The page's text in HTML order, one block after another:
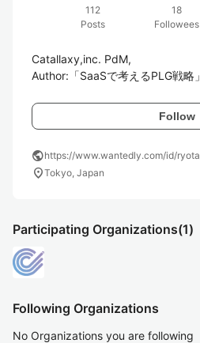
112
Posts
18
Followees
Catallaxy,inc. PdM,
Author:「SaaSで考えるPLG戦略」
Follow
publichttps://www.wantedly.com/id/
location_onTokyo, Japan
Participating Organizations(1)
Following Organizations
No Organizations you are following